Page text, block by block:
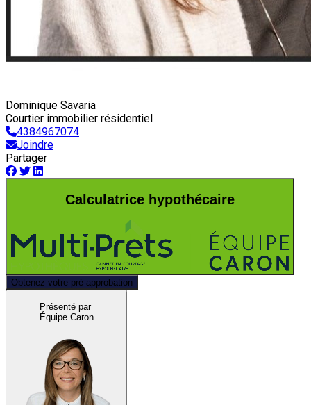
Dominique Savaria
Courtier immobilier résidentiel
4384967074
Joindre
Partager
Calculatrice hypothécaire
Obtenez votre pré-approbation
Présenté par
Équipe Caron